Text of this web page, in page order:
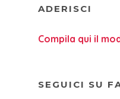
ADERISCI
Compila qui il
SEGUICI SU